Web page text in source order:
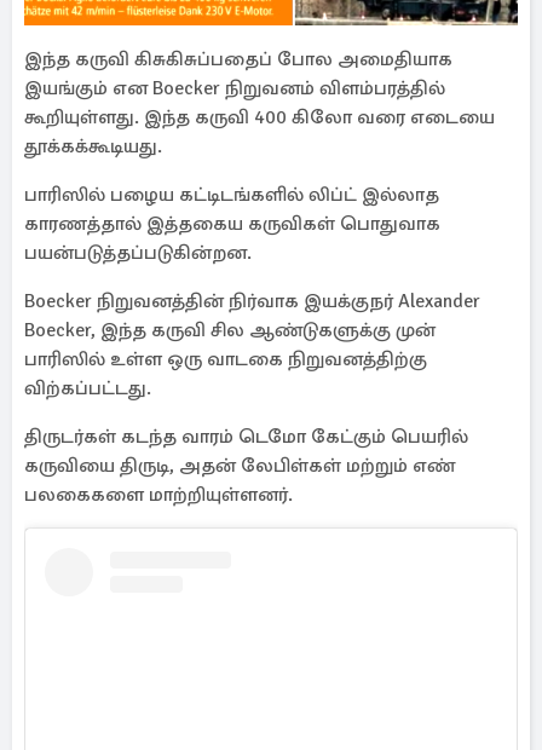
இந்த கருவி கிசுகிசுப்பதைப் போல அமைதியாக
இயங்கும் என Boecker நிறுவனம் விளம்பரத்தில்
கூறியுள்ளது. இந்த கருவி 400 கிலோ வரை எடையை
தூக்கக்கூடியது.
பாரிஸில் பழைய கட்டிடங்களில் லிப்ட் இல்லாத
காரணத்தால் இத்தகைய கருவிகள் பொதுவாக
பயன்படுத்தப்படுகின்றன.
Boecker நிறுவனத்தின் நிர்வாக இயக்குநர் Alexander
Boecker, இந்த கருவி சில ஆண்டுகளுக்கு முன்
பாரிஸில் உள்ள ஒரு வாடகை நிறுவனத்திற்கு
விற்கப்பட்டது.
திருடர்கள் கடந்த வாரம் டெமோ கேட்கும் பெயரில்
கருவியை திருடி, அதன் லேபிள்கள் மற்றும் எண்
பலகைகளை மாற்றியுள்ளனர்.